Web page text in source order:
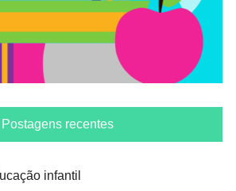
Postagens recentes
infantil